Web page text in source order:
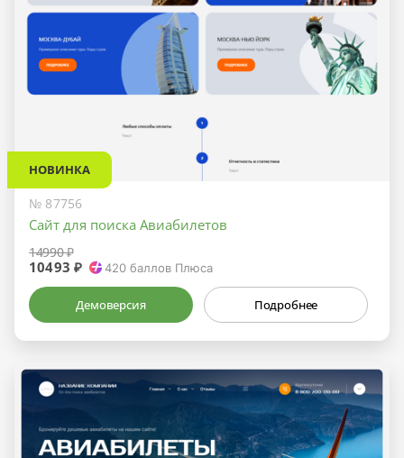
НОВИНКА
№ 87756
Сайт для поиска Авиабилетов
14990 ₽
10493 ₽ 420 баллов Плюса
Демоверсия Подробнее